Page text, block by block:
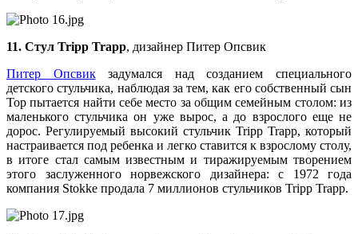
11. Стул Tripp Trapp, дизайнер Питер Опсвик
Питер Опсвикзадумался над созданием специального
детского стульчика, наблюдая за тем, как его собственный сын
Тор пытается найти себе место за общим семейным столом: из
маленького стульчика он уже вырос, а до взрослого еще не
дорос. Регулируемый высокий стульчик Tripp Trapp, который
настраивается под ребенка и легко ставится к взрослому столу,
в итоге стал самым известным и тиражируемым творением
этого заслуженного норвежского дизайнера: с 1972 года
компания Stokke продала 7 миллионов стульчиков Tripp Trapp.